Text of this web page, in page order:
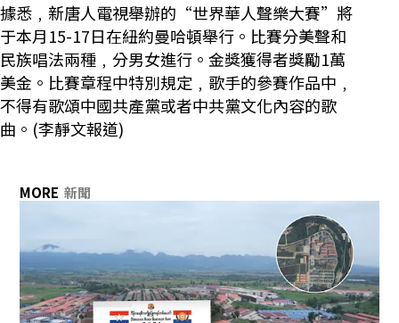
據悉﹐新唐人電視舉辦的“世界華人聲樂大賽”將
于本月15-17日在紐約曼哈頓舉行。比賽分美聲和
民族唱法兩種﹐分男女進行。金獎獲得者獎勵1萬
美金。比賽章程中特別規定﹐歌手的參賽作品中﹐
不得有歌頌中國共產黨或者中共黨文化內容的歌
曲。(李靜文報道)
MORE 新聞